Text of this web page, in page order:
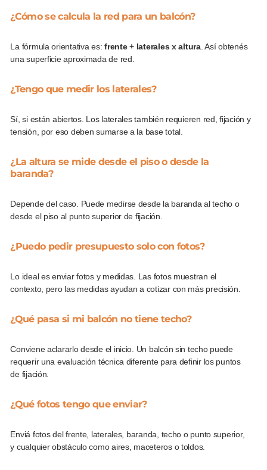
¿Cómo se calcula la red para un balcón?
La fórmula orientativa es:frente + laterales x altura. Así obtenés
una superficie aproximada de red.
¿Tengo que medir los laterales?
Sí, si están abiertos. Los laterales también requieren red, fijación y
tensión, por eso deben sumarse a la base total.
¿La altura se mide desde el piso o desde la
baranda?
Depende del caso. Puede medirse desde la baranda al techo o
desde el piso al punto superior de fijación.
¿Puedo pedir presupuesto solo con fotos?
Lo ideal es enviar fotos y medidas. Las fotos muestran el
contexto, pero las medidas ayudan a cotizar con más precisión.
¿Qué pasa si mi balcón no tiene techo?
Conviene aclararlo desde el inicio. Un balcón sin techo puede
requerir una evaluación técnica diferente para definir los puntos
de fijación.
¿Qué fotos tengo que enviar?
Enviá fotos del frente, laterales, baranda, techo o punto superior,
y cualquier obstáculo como aires, maceteros o toldos.